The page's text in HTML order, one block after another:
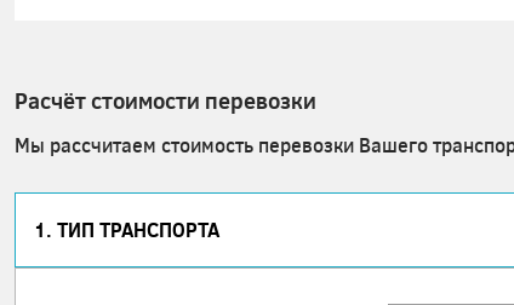
Расчёт стоимости перевозки
Мы рассчитаем стоимость перевозки Вашего
1. ТИП ТРАНСПОРТА